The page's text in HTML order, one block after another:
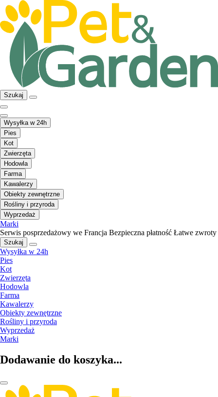
Szukaj
Wysyłka w 24h
Pies
Kot
Zwierzęta
Hodowla
Farma
Kawalerzy
Obiekty zewnętrzne
Rośliny i przyroda
Wyprzedaż
Marki
Serwis posprzedażowy we Francja Bezpieczna płatność Łatwe zwroty
Szukaj
Wysyłka w 24h
Pies
Kot
Zwierzęta
Hodowla
Farma
Kawalerzy
Obiekty zewnętrzne
Rośliny i przyroda
Wyprzedaż
Marki
Dodawanie do koszyka...